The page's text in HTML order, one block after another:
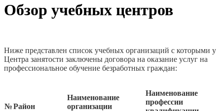
Обзор учебных центров
Ниже представлен список учебных организаций с которыми у
Центра занятости заключены договора на оказание услуг на
профессиональное обучение безработных граждан:
№Район
Наименование
организации
Наименование
профессии